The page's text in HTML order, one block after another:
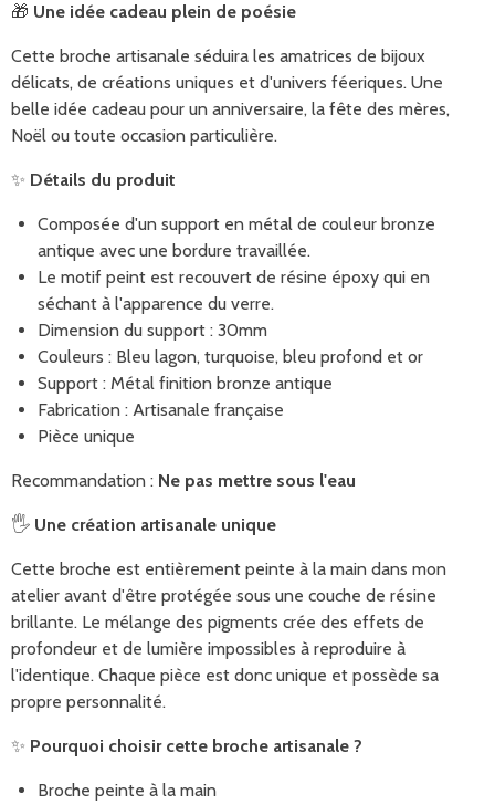
🎁 Une idée cadeau plein de poésie
Cette broche artisanale séduira les amatrices de bijoux
délicats, de créations uniques et d'univers féeriques. Une
belle idée cadeau pour un anniversaire, la fête des mères,
Noël ou toute occasion particulière.
✨ Détails du produit
Composée d'un support en métal de couleur bronze
antique avec une bordure travaillée.
Le motif peint est recouvert de résine époxy qui en
séchant à l'apparence du verre.
Dimension du support : 30mm
Couleurs : Bleu lagon, turquoise, bleu profond et or
Support : Métal finition bronze antique
Fabrication : Artisanale française
Pièce unique
Recommandation : Ne pas mettre sous l'eau
🖐️ Une création artisanale unique
Cette broche est entièrement peinte à la main dans mon
atelier avant d'être protégée sous une couche de résine
brillante. Le mélange des pigments crée des effets de
profondeur et de lumière impossibles à reproduire à
l'identique. Chaque pièce est donc unique et possède sa
propre personnalité.
✨ Pourquoi choisir cette broche artisanale ?
Broche peinte à la main